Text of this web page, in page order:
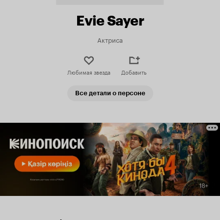
Evie Sayer
Актриса
Любимая звезда Добавить
Все детали о персоне